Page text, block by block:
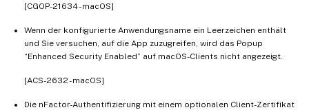
[CGOP-21634 - macOS]
Wenn der konfigurierte Anwendungsname ein Leerzeichen enthält
und Sie versuchen, auf die App zuzugreifen, wird das Popup
“Enhanced Security Enabled” auf macOS-Clients nicht angezeigt.
[ACS-2632 - macOS]
Die nFactor-Authentifizierung mit einem optionalen Client-Zertifikat